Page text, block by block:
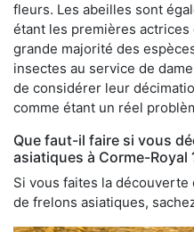
fleurs. Les abeilles sont
étant les premières
grande majorité des
insectes au service de
de considérer leur
comme étant un réel
Que faut-il faire si vous
asiatiques à Corme-Royal
Si vous faites la découverte
de frelons asiatiques,